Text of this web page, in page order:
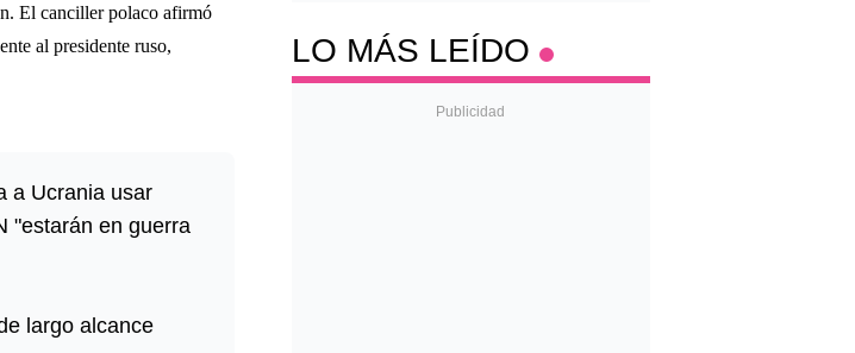
El canciller polaco afirmó
al presidente ruso,
a Ucrania usar
"estarán en guerra
largo alcance
LO MÁS LEÍDO